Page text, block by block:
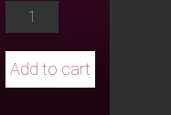
03/04/2020
Kamper
Hof
Rheinberg
Add to cart